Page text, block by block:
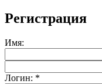
Регистрация
Имя:
Логин: *